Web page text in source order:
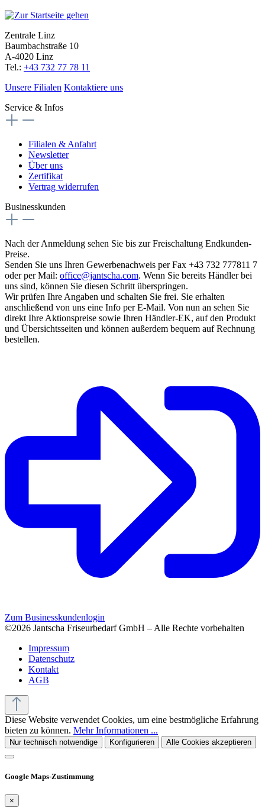
Zentrale Linz
Baumbachstraße 10
A-4020 Linz
Tel.: +43 732 77 78 11
Unsere Filialen Kontaktiere uns
Service & Infos
Filialen & Anfahrt
Newsletter
Über uns
Zertifikat
Vertrag widerrufen
Businesskunden
Nach der Anmeldung sehen Sie bis zur Freischaltung Endkunden-
Preise.
Senden Sie uns Ihren Gewerbenachweis per Fax +43 732 777811 7
oder per Mail: office@jantscha.com. Wenn Sie bereits Händler bei
uns sind, können Sie diesen Schritt überspringen.
Wir prüfen Ihre Angaben und schalten Sie frei. Sie erhalten
anschließend von uns eine Info per E-Mail. Von nun an sehen Sie
direkt Ihre Aktionspreise sowie Ihren Händler-EK, auf den Produkt
und Übersichtsseiten und können außerdem bequem auf Rechnung
bestellen.
Zum Businesskundenlogin
©2026 Jantscha Friseurbedarf GmbH – Alle Rechte vorbehalten
Impressum
Datenschutz
Kontakt
AGB
Diese Website verwendet Cookies, um eine bestmögliche Erfahrung
bieten zu können. Mehr Informationen ...
Nur technisch notwendige Konfigurieren Alle Cookies akzeptieren
Google Maps-Zustimmung
×